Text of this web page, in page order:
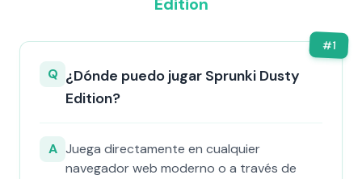
#1
Q ¿Dónde puedo jugar Sprunki Dusty
Edition?
A Juega directamente en cualquier
navegador web moderno o a través de